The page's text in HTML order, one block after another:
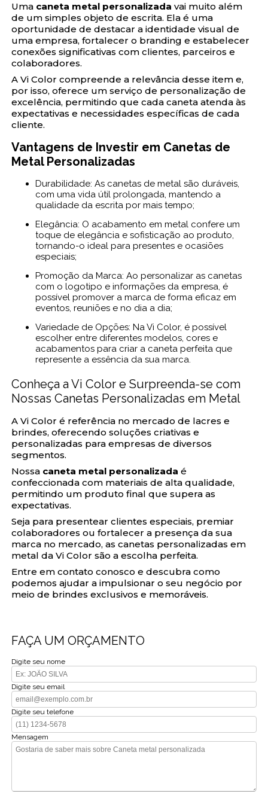
Uma caneta metal personalizada vai muito além
de um simples objeto de escrita. Ela é uma
oportunidade de destacar a identidade visual de
uma empresa, fortalecer o branding e estabelecer
conexões significativas com clientes, parceiros e
colaboradores.
A Vi Color compreende a relevância desse item e,
por isso, oferece um serviço de personalização de
excelência, permitindo que cada caneta atenda às
expectativas e necessidades específicas de cada
cliente.
Vantagens de Investir em Canetas de
Metal Personalizadas
Durabilidade: As canetas de metal são duráveis,
com uma vida útil prolongada, mantendo a
qualidade da escrita por mais tempo;
Elegância: O acabamento em metal confere um
toque de elegância e sofisticação ao produto,
tornando-o ideal para presentes e ocasiões
especiais;
Promoção da Marca: Ao personalizar as canetas
com o logotipo e informações da empresa, é
possível promover a marca de forma eficaz em
eventos, reuniões e no dia a dia;
Variedade de Opções: Na Vi Color, é possível
escolher entre diferentes modelos, cores e
acabamentos para criar a caneta perfeita que
represente a essência da sua marca.
Conheça a Vi Color e Surpreenda-se com
Nossas Canetas Personalizadas em Metal
A Vi Color é referência no mercado de lacres e
brindes, oferecendo soluções criativas e
personalizadas para empresas de diversos
segmentos.
Nossa caneta metal personalizada é
confeccionada com materiais de alta qualidade,
permitindo um produto final que supera as
expectativas.
Seja para presentear clientes especiais, premiar
colaboradores ou fortalecer a presença da sua
marca no mercado, as canetas personalizadas em
metal da Vi Color são a escolha perfeita.
Entre em contato conosco e descubra como
podemos ajudar a impulsionar o seu negócio por
meio de brindes exclusivos e memoráveis.
FAÇA UM ORÇAMENTO
Digite seu nome
Digite seu email
Digite seu telefone
Mensagem